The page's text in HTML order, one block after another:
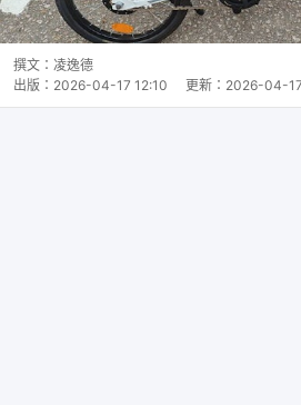
撰文： 凌逸德
出版： 2026-04-17 12:10 更新： 2026-04-